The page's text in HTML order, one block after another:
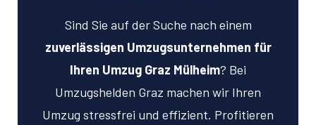
Sind Sie auf der Suche nach einem
zuverlässigen Umzugsunternehmen für
Ihren Umzug Graz Mülheim? Bei
Umzugshelden Graz machen wir Ihren
Umzug stressfrei und effizient. Profitieren